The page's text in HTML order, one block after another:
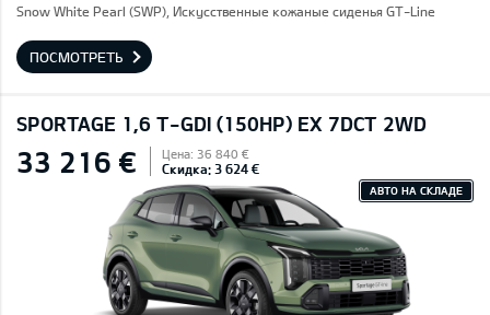
Snow White Pearl (SWP), Искусственные кожаные сиденья GT-Line
ПОСМОТРЕТЬ
SPORTAGE 1,6 T-GDI (150HP) EX 7DCT 2WD
33 216 € Цена: 36 840 €
Скидка: 3 624 €
АВТО НА СКЛАДЕ